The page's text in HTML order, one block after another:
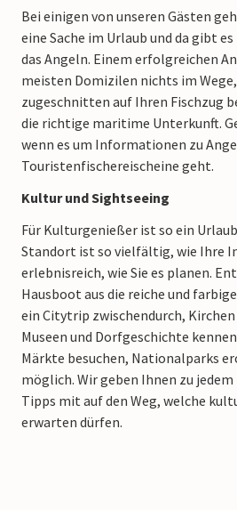
Bei einigen von unseren Gästen
eine Sache im Urlaub und da gibt
das Angeln. Einem erfolgreichen
meisten Domizilen nichts im
zugeschnitten auf Ihren Fischzug
die richtige maritime Unterkunft.
wenn es um Informationen zu
Touristenfischereischeine geht.
Kultur und Sightseeing
Für Kulturgenießer ist so ein
Standort ist so vielfältig, wie Ihre
erlebnisreich, wie Sie es planen.
Hausboot aus die reiche und
ein Citytrip zwischendurch,
Museen und Dorfgeschichte
Märkte besuchen, Nationalparks
möglich. Wir geben Ihnen zu
Tipps mit auf den Weg, welche
erwarten dürfen.